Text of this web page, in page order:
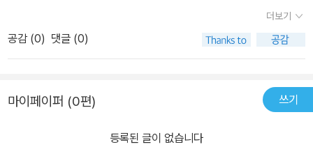
을 하면해당 원어민의 발음으로 영어 표현을 듣고 따라 말할 수 있답
니다.또한 유닛마다 아래에는 해당 표현에 관한 팁이 있어, 우리 말과
펴서각 unit에서 배운 문장을 쓰고 읽어보며 탄탄하게 학습을 할 수
있어요.저희 아이가 워낙 쓰기를 싫어하는데요.놓지 마 정신줄 효
제가.만화에 자연스럽게 상황속에 회화 표현을 하도록 지어진, 놓지
마 초등영어표현페이지별로 왼쪽은 만화 스토리오른쪽은 QR코드와
영어 표현을 확정할수 있는 단어들이 나열됩니다.QR코드로 먼저 회
이예요친근한 만화 소재여서 아이가 잘 받아 들일수 있네요.
더보기
공감 (0) 댓글 (0)
마이페이퍼 (0편) 쓰기
등록된 글이 없습니다